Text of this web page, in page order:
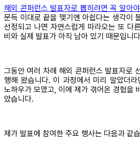
해외 콘퍼런스 발표자로 뽑히려면 꼭 알아
문득 이대로 끝을 맺기엔 아쉽다는 생각이
선정되고 나면 자연스럽게 따라오는 또 다
비와 실제 발표가 아직 남아 있기 때문입니
그동안 여러 차례 해외 콘퍼런스 발표자로
행해 왔습니다. 이 과정에서 미리 알았더
노하우가 모였고, 이에 제가 겪어온 경험을
았습니다.
제가 발표에 참여한 주요 행사는 다음과 같